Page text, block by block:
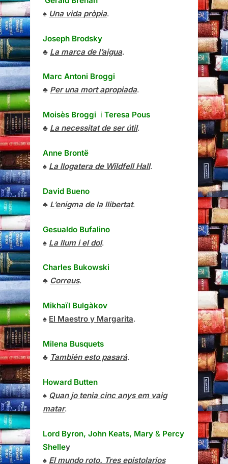
♠ Una vida pròpia.
Joseph Brodsky
♣ La marca de l’aigua.
Marc Antoni Broggi
♣ Per una mort apropiada.
Moisès Broggi i Teresa Pous
♣ La necessitat de ser útil.
Anne Brontë
♠ La llogatera de Wildfell Hall.
David Bueno
♣ L’enigma de la llibertat.
Gesualdo Bufalino
♠ La llum i el dol.
Charles Bukowski
♣ Correus.
Mikhaïl Bulgàkov
♠ El Maestro y Margarita.
Milena Busquets
♣ También esto pasará.
Howard Butten
♠ Quan jo tenia cinc anys em vaig
matar.
Lord Byron, John Keats, Mary & Percy
Shelley
♠ El mundo roto. Tres epistolarios